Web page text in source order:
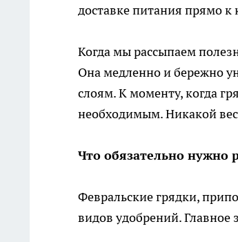
доставке питания прямо
Когда мы рассыпаем
Она медленно и бережно
слоям. К моменту, когда
необходимым. Никакой
Что обязательно нужно
Февральские грядки,
видов удобрений.